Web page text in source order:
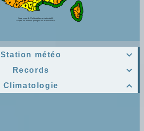

Station météo

Records

Climatologie